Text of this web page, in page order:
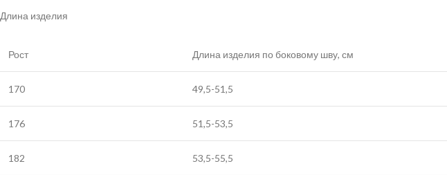
Длина изделия
Рост Длина изделия по боковому шву, см
170 49,5-51,5
176 51,5-53,5
182 53,5-55,5